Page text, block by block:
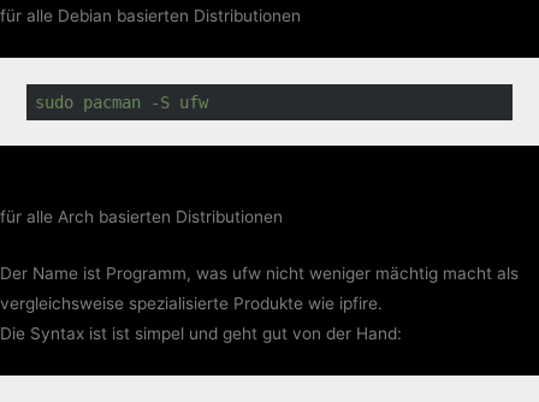
für alle Debian basierten Distributionen
sudo pacman -S ufw
für alle Arch basierten Distributionen
Der Name ist Programm, was ufw nicht weniger mächtig macht als
vergleichsweise spezialisierte Produkte wie ipfire.
Die Syntax ist ist simpel und geht gut von der Hand: